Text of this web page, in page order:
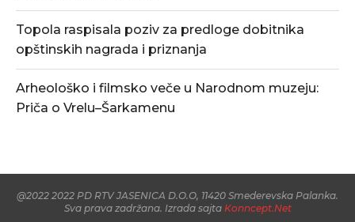
Topola raspisala poziv za predloge dobitnika
opštinskih nagrada i priznanja
Arheološko i filmsko veče u Narodnom muzeju:
Priča o Vrelu–Šarkamenu
@2022 2022 PD RTV JASENICA D.O.O, 11420 Smederevska Palanka.
Sva prava zadržana. Izrada sajta Konncept.Net